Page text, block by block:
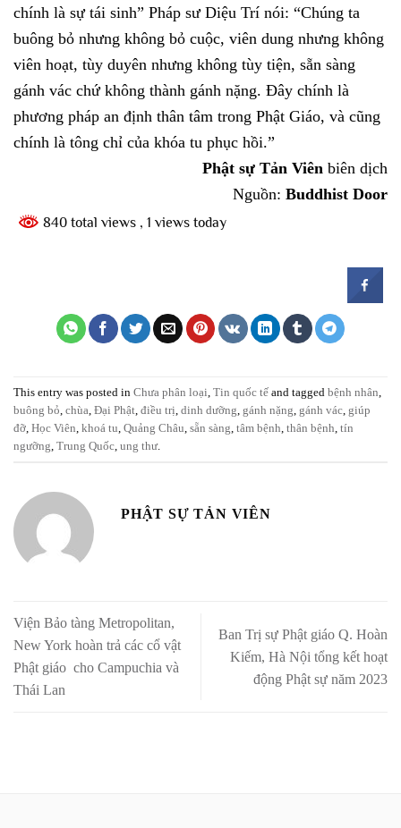
chính là sự tái sinh” Pháp sư Diệu Trí nói: “Chúng ta
buông bỏ nhưng không bỏ cuộc, viên dung nhưng không
viên hoạt, tùy duyên nhưng không tùy tiện, sẵn sàng
gánh vác chứ không thành gánh nặng. Đây chính là
phương pháp an định thân tâm trong Phật Giáo, và cũng
chính là tông chỉ của khóa tu phục hồi.”
Phật sự Tản Viên biên dịch
Nguồn: Buddhist Door
840 total views , 1 views today
This entry was posted in Chưa phân loại Tin quốc tế and tagged bệnh nhân
buông bỏ chùa Đại Phật điều trị dinh dưỡng gánh nặng gánh vác giúp
đỡ Học Viên khoá tu Quảng Châu sẵn sàng tâm bệnh thân bệnh tín
ngưỡng Trung Quốc ung thư.
PHẬT SỰ TẢN VIÊN
Viện Bảo tàng Metropolitan,
New York hoàn trả các cổ vật
Phật giáo cho Campuchia và
Thái Lan
Ban Trị sự Phật giáo Q. Hoàn
Kiếm, Hà Nội tổng kết hoạt
động Phật sự năm 2023